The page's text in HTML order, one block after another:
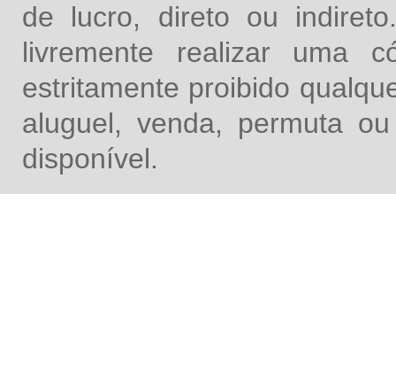
de lucro, direto ou
livremente realizar uma
estritamente proibido
aluguel, venda, permuta
disponível.